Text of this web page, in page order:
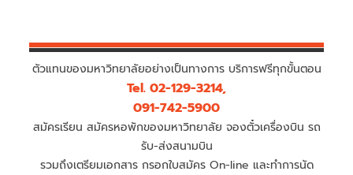
ตัวแทนของมหาวิทยาลัยอย่างเป็นทางการ บริการฟรีทุกขั้นตอน
Tel. 02-129-3214,
091-742-5900
สมัครเรียน สมัครหอพักของมหาวิทยาลัย จองตั๋วเครื่องบิน รถ
รับ-ส่งสนามบิน
รวมถึงเตรียมเอกสาร กรอกใบสมัคร On-line และทำการนัด